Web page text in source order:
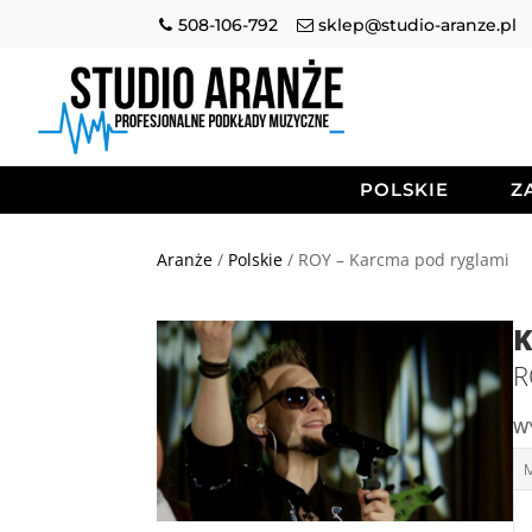
508-106-792 sklep@studio-aranze.pl
POLSKIE
Aranże / Polskie / ROY – Karcma pod ryglami